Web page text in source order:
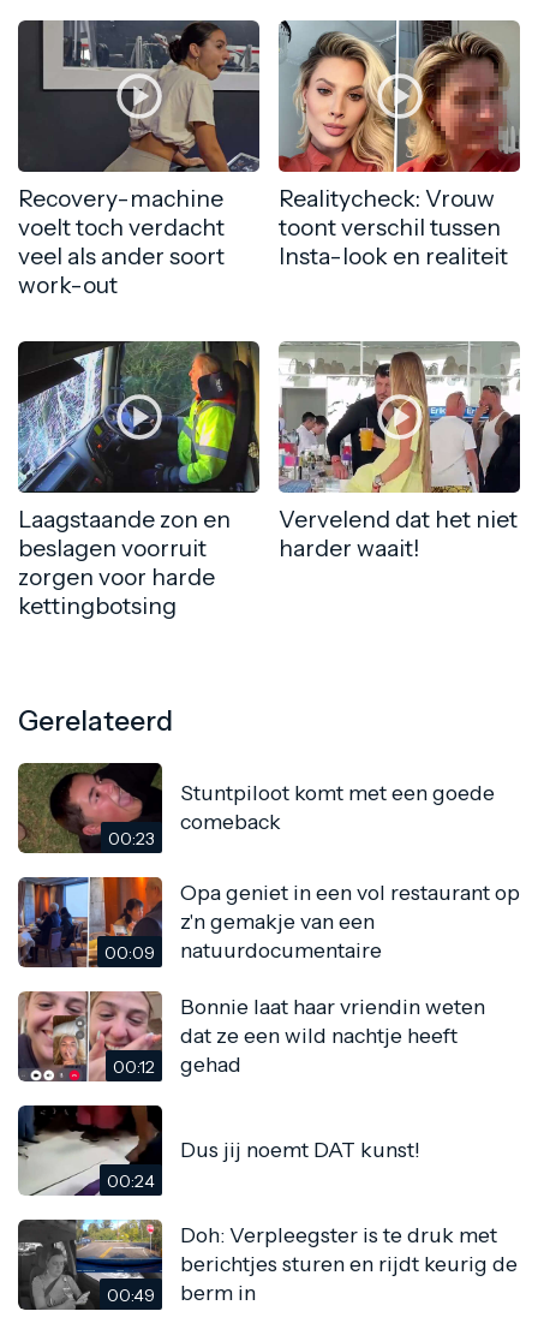
Recovery-machine
voelt toch verdacht
veel als ander soort
work-out
Realitycheck: Vrouw
toont verschil tussen
Insta-look en realiteit
Laagstaande zon en
beslagen voorruit
zorgen voor harde
kettingbotsing
Vervelend dat het niet
harder waait!
Gerelateerd
00:23
Stuntpiloot komt met een goede
comeback
00:09
Opa geniet in een vol restaurant op
z'n gemakje van een
natuurdocumentaire
00:12
Bonnie laat haar vriendin weten
dat ze een wild nachtje heeft
gehad
00:24
Dus jij noemt DAT kunst!
00:49
Doh: Verpleegster is te druk met
berichtjes sturen en rijdt keurig de
berm in